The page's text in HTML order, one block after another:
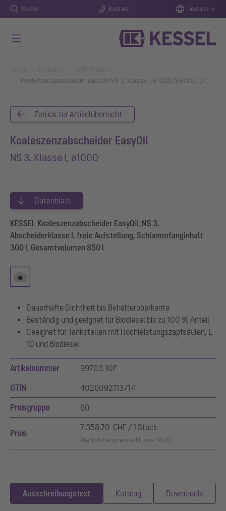
Suche Kontakt Deutsch
Koaleszenzabscheider EasyOil NS 3, Klasse I, ø1000 (99703.10F)
Zurück zur Artikelübersicht
Koaleszenzabscheider EasyOil
NS 3, Klasse I, ø1000
Datenblatt
KESSEL Koaleszenzabscheider EasyOil, NS 3,
Abscheiderklasse I, freie Aufstellung, Schlammfanginhalt
300 l, Gesamtvolumen 850 l
Dauerhafte Dichtheit bis Behälteroberkante
Beständig und geeignet für Biodiesel bis zu 100 % Anteil
Geeignet für Tankstellen mit Hochleistungszapfsäulen, E
10 und Biodiesel
Artikelnummer 99703.10F
GTIN 4026092113714
Preisgruppe 60
Preis
7.358,70 CHF / 1 Stück
Werkslistenpreis exklusive MwSt.
Ausschreibungstext Katalog Downloads